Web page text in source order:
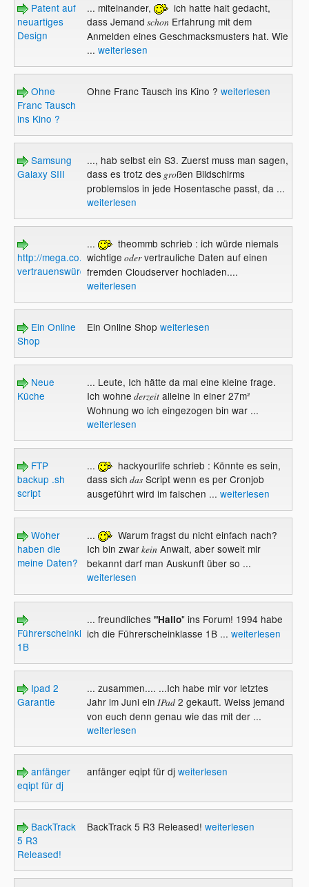
Patent auf
neuartiges
Design
... miteinander,
ich hatte halt gedacht,
dass Jemand schonErfahrung mit dem
Anmelden eines Geschmacksmusters hat. Wie
... weiterlesen
Ohne
Franc Tausch
ins Kino ?
Ohne Franc Tausch ins Kino ? weiterlesen
Samsung
Galaxy SIII
..., hab selbst ein S3. Zuerst muss man sagen,
dass es trotz desgroßen Bildschirms
problemslos in jede Hosentasche passt, da ...
weiterlesen
http://mega.co.nz
vertrauenswürdig?
...
theommb schrieb : ich würde niemals
wichtige odervertrauliche Daten auf einen
fremden Cloudserver hochladen....
weiterlesen
Ein Online
Shop
Ein Online Shop weiterlesen
Neue
Küche
... Leute, Ich hätte da mal eine kleine frage.
Ich wohne derzeitalleine in einer 27m²
Wohnung wo ich eingezogen bin war ...
weiterlesen
FTP
backup .sh
script
...
hackyourlife schrieb : Könnte es sein,
dass sich dasScript wenn es per Cronjob
ausgeführt wird im falschen ... weiterlesen
Woher
haben die
meine Daten?
...
Warum fragst du nicht einfach nach?
Ich bin zwarkeinAnwalt, aber soweit mir
bekannt darf man Auskunft über so ...
weiterlesen
Führerscheinklasse
1B
... freundliches "Hallo" ins Forum! 1994 habe
ich die Führerscheinklasse 1B ... weiterlesen
Ipad 2
Garantie
... zusammen.... ...Ich habe mir vor letztes
Jahr im Juni ein IPad2 gekauft. Weiss jemand
von euch denn genau wie das mit der ...
weiterlesen
anfänger
eqipt für dj
anfänger eqipt für dj weiterlesen
BackTrack
5 R3
Released!
BackTrack 5 R3 Released! weiterlesen